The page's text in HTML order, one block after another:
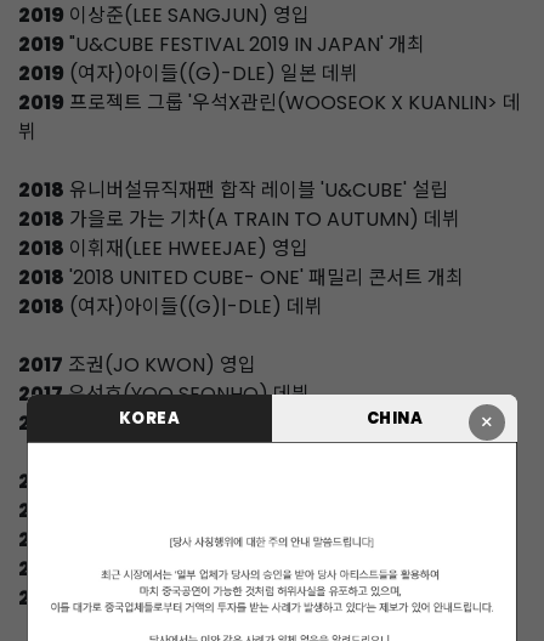
×
KOREA CHINA
2019 이상준(LEE SANGJUN) 영입
2019 "U&CUBE FESTIVAL 2019 IN JAPAN' 개최
2019 (여자)아이들((G)-DLE) 일본 데뷔
2019 프로젝트 그룹 '우석X관린(WOOSEOK X KUANLIN> 데
뷔
2018 유니버설뮤직재팬 합작 레이블 'U&CUBE' 설립
2018 가을로 가는 기차(A TRAIN TO AUTUMN) 데뷔
2018 이휘재(LEE HWEEJAE) 영입
2018 '2018 UNITED CUBE- ONE' 패밀리 콘서트 개최
2018 (여자)아이들((G)|-DLE) 데뷔
2017 조권(JO KWON) 영입
2017유선호(YOO SEONHO) 데뷔
2017
프로젝트 그룹'TRIPLE H(트리플 H) 데뷔
2016
2016
2016
펜타곤(PENTAGON) 데뷔
2016
허경환(HEO KYEONGHWAN) 영입
2016(주)스타라인엔터 설립